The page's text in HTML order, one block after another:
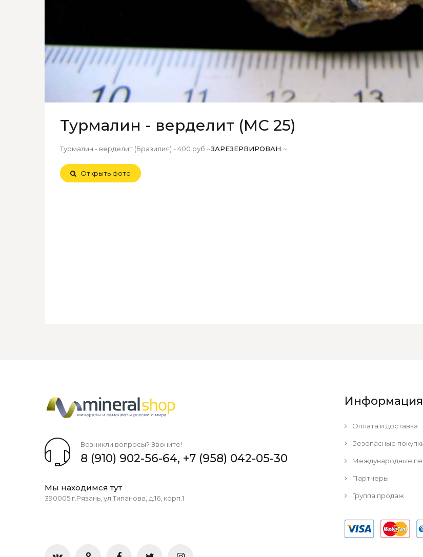
Турмалин - верделит (МС 25)
Турмалин - верделит (Бразилия) - 400 руб.~ЗАРЕЗЕРВИРОВАН ~
Открыть фото
Возникли вопросы? Звоните!
8 (910) 902-56-64, +7 (958) 042-05-30
Мы находимся тут
390005 г.Рязань, ул.Типанова, д.16, корп.1
Информация
Оплата и доставка
Безопасные
Международные
Партнеры
Группа продаж